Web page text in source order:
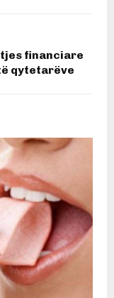
financiare
qytetarëve